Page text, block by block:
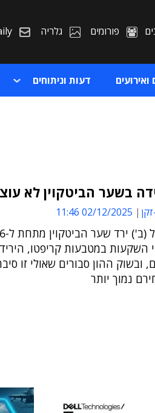
פורומים גלריה
ואירועים דעות וניתוחים
בשער הביטקוין לא
02/12/2025 11:46
השקעות במטבעות קריפטו,
ובשוק ההון סבורים שאולי זו
נמוך יותר